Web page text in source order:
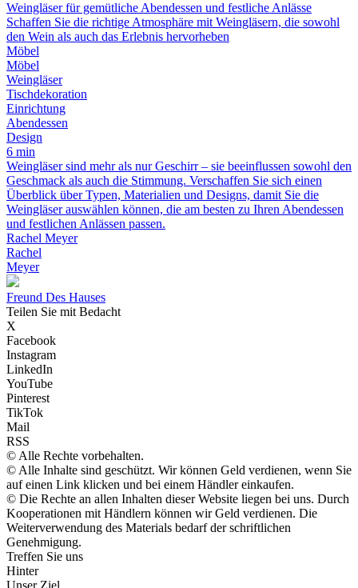
Weingläser für gemütliche Abendessen und festliche Anlässe
Schaffen Sie die richtige Atmosphäre mit Weingläsern, die sowohl
den Wein als auch das Erlebnis hervorheben
Möbel
Möbel
Weingläser
Tischdekoration
Einrichtung
Abendessen
Design
6 min
Weingläser sind mehr als nur Geschirr – sie beeinflussen sowohl den
Geschmack als auch die Stimmung. Verschaffen Sie sich einen
Überblick über Typen, Materialien und Designs, damit Sie die
Weingläser auswählen können, die am besten zu Ihren Abendessen
und festlichen Anlässen passen.
Rachel Meyer
Rachel
Meyer
Freund Des Hauses
Teilen Sie mit Bedacht
X
Facebook
Instagram
LinkedIn
YouTube
Pinterest
TikTok
Mail
RSS
© Alle Rechte vorbehalten.
© Alle Inhalte sind geschützt. Wir können Geld verdienen, wenn Sie
auf einen Link klicken und bei einem Händler einkaufen.
© Die Rechte an allen Inhalten dieser Website liegen bei uns. Durch
Kooperationen mit Händlern können wir Geld verdienen. Die
Weiterverwendung des Materials bedarf der schriftlichen
Genehmigung.
Treffen Sie uns
Hinter